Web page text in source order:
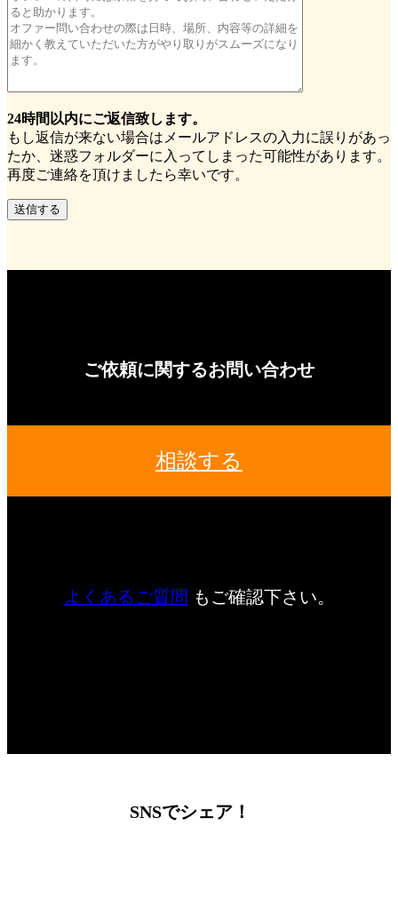
24時間以内にご返信致します。
もし返信が来ない場合はメールアドレスの入力に誤りがあっ
たか、迷惑フォルダーに入ってしまった可能性があります。
再度ご連絡を頂けましたら幸いです。
ご依頼に関するお問い合わせ
相談する
よくあるご質問 もご確認下さい。
SNSでシェア！